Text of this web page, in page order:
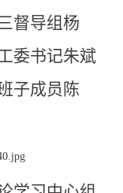
督导组杨
委书记朱斌
子成员陈